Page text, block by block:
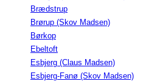
Brædstrup
Brørup (Skov Madsen)
Børkop
Ebeltoft
Esbjerg (Claus Madsen)
Esbjerg-Fanø (Skov Madsen)